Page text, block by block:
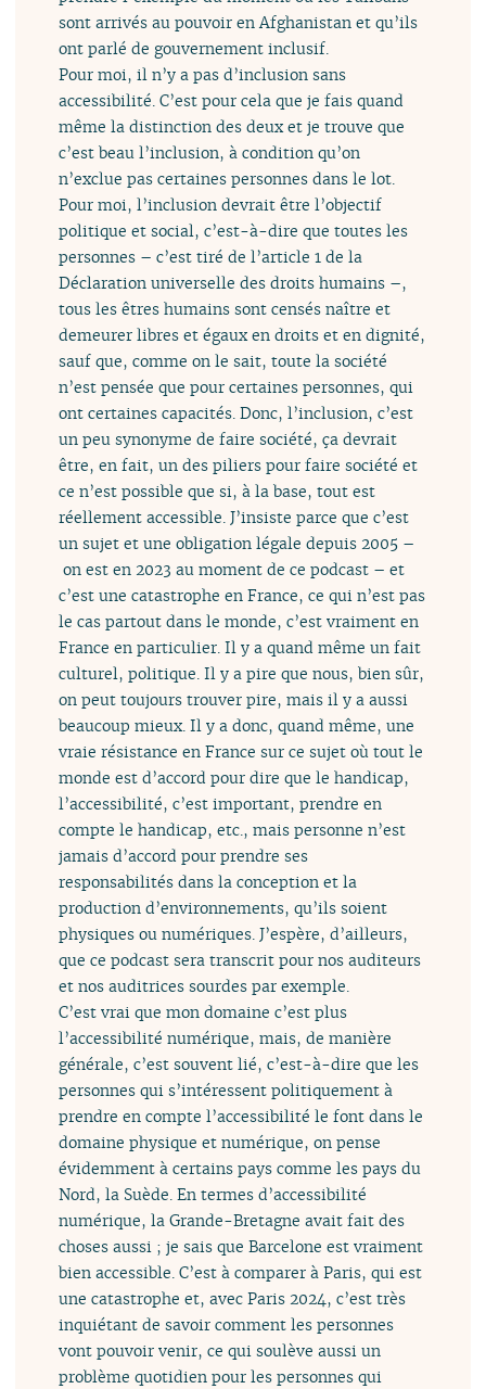
sont arrivés au pouvoir en Afghanistan et qu’ils
ont parlé de gouvernement inclusif.
Pour moi, il n’y a pas d’inclusion sans
accessibilité. C’est pour cela que je fais quand
même la distinction des deux et je trouve que
c’est beau l’inclusion, à condition qu’on
n’exclue pas certaines personnes dans le lot.
Pour moi, l’inclusion devrait être l’objectif
politique et social, c’est-à-dire que toutes les
personnes – c’est tiré de l’article 1 de la
Déclaration universelle des droits humains –,
tous les êtres humains sont censés naître et
demeurer libres et égaux en droits et en dignité,
sauf que, comme on le sait, toute la société
n’est pensée que pour certaines personnes, qui
ont certaines capacités. Donc, l’inclusion, c’est
un peu synonyme de faire société, ça devrait
être, en fait, un des piliers pour faire société et
ce n’est possible que si, à la base, tout est
réellement accessible. J’insiste parce que c’est
un sujet et une obligation légale depuis 2005 –
on est en 2023 au moment de ce podcast – et
c’est une catastrophe en France, ce qui n’est pas
le cas partout dans le monde, c’est vraiment en
France en particulier. Il y a quand même un fait
culturel, politique. Il y a pire que nous, bien sûr,
on peut toujours trouver pire, mais il y a aussi
beaucoup mieux. Il y a donc, quand même, une
vraie résistance en France sur ce sujet où tout le
monde est d’accord pour dire que le handicap,
l’accessibilité, c’est important, prendre en
compte le handicap, etc., mais personne n’est
jamais d’accord pour prendre ses
responsabilités dans la conception et la
production d’environnements, qu’ils soient
physiques ou numériques. J’espère, d’ailleurs,
que ce podcast sera transcrit pour nos auditeurs
et nos auditrices sourdes par exemple.
C’est vrai que mon domaine c’est plus
l’accessibilité numérique, mais, de manière
générale, c’est souvent lié, c’est-à-dire que les
personnes qui s’intéressent politiquement à
prendre en compte l’accessibilité le font dans le
domaine physique et numérique, on pense
évidemment à certains pays comme les pays du
Nord, la Suède. En termes d’accessibilité
numérique, la Grande-Bretagne avait fait des
choses aussi ; je sais que Barcelone est vraiment
bien accessible. C’est à comparer à Paris, qui est
une catastrophe et, avec Paris 2024, c’est très
inquiétant de savoir comment les personnes
vont pouvoir venir, ce qui soulève aussi un
problème quotidien pour les personnes qui